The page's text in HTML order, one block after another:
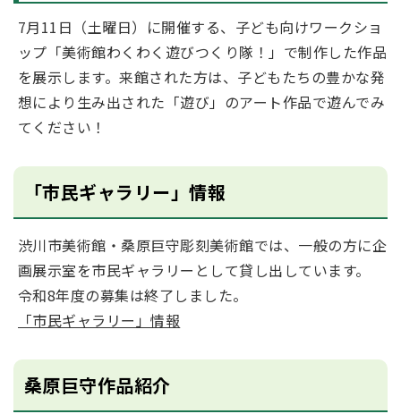
7月11日（土曜日）に開催する、子ども向けワークショ
ップ「美術館わくわく遊びつくり隊！」で制作した作品
を展示します。来館された方は、子どもたちの豊かな発
想により生み出された「遊び」のアート作品で遊んでみ
てください！
「市民ギャラリー」情報
渋川市美術館・桑原巨守彫刻美術館では、一般の方に企
画展示室を市民ギャラリーとして貸し出しています。
令和8年度の募集は終了しました。
「市民ギャラリー」情報
桑原巨守作品紹介